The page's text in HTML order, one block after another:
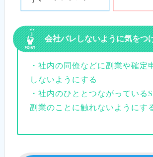
会社バレしないように気をつ
・社内の同僚などに副業や確定
しないようにする
・社内のひととつながっている
副業のことに触れないようにす